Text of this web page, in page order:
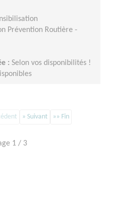
Prévention Routière -
: Selon vos disponibilités !
» Suivant »» Fin
1 / 3